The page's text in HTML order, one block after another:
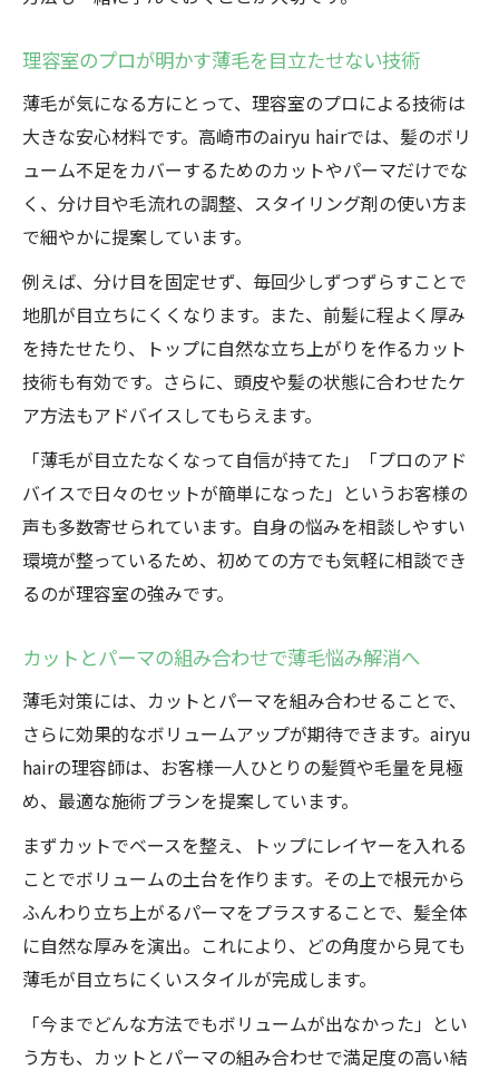
理容室のプロが明かす薄毛を目立たせない技術
薄毛が気になる方にとって、理容室のプロによる技術は
大きな安心材料です。高崎市のairyu hairでは、髪のボリ
ューム不足をカバーするためのカットやパーマだけでな
く、分け目や毛流れの調整、スタイリング剤の使い方ま
で細やかに提案しています。
例えば、分け目を固定せず、毎回少しずつずらすことで
地肌が目立ちにくくなります。また、前髪に程よく厚み
を持たせたり、トップに自然な立ち上がりを作るカット
技術も有効です。さらに、頭皮や髪の状態に合わせたケ
ア方法もアドバイスしてもらえます。
「薄毛が目立たなくなって自信が持てた」「プロのアド
バイスで日々のセットが簡単になった」というお客様の
声も多数寄せられています。自身の悩みを相談しやすい
環境が整っているため、初めての方でも気軽に相談でき
るのが理容室の強みです。
カットとパーマの組み合わせで薄毛悩み解消へ
薄毛対策には、カットとパーマを組み合わせることで、
さらに効果的なボリュームアップが期待できます。airyu
hairの理容師は、お客様一人ひとりの髪質や毛量を見極
め、最適な施術プランを提案しています。
まずカットでベースを整え、トップにレイヤーを入れる
ことでボリュームの土台を作ります。その上で根元から
ふんわり立ち上がるパーマをプラスすることで、髪全体
に自然な厚みを演出。これにより、どの角度から見ても
薄毛が目立ちにくいスタイルが完成します。
「今までどんな方法でもボリュームが出なかった」とい
う方も、カットとパーマの組み合わせで満足度の高い結